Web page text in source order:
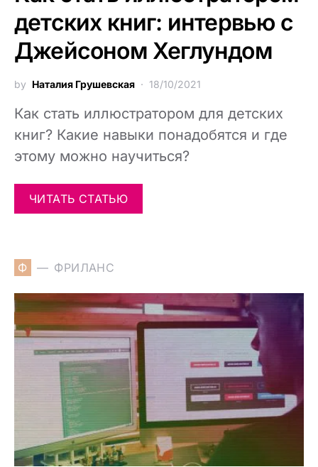
детских книг: интервью с
Джейсоном Хеглундом
by Наталия Грушевская 18/10/2021
Как стать иллюстратором для детских
книг? Какие навыки понадобятся и где
этому можно научиться?
ЧИТАТЬ СТАТЬЮ
Ф ФРИЛАНС